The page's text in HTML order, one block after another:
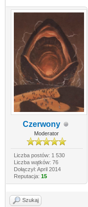
Czerwony
Moderator
Liczba postów: 1 530
Liczba wątków: 76
Dołączył: April 2014
Reputacja: 15
Szukaj